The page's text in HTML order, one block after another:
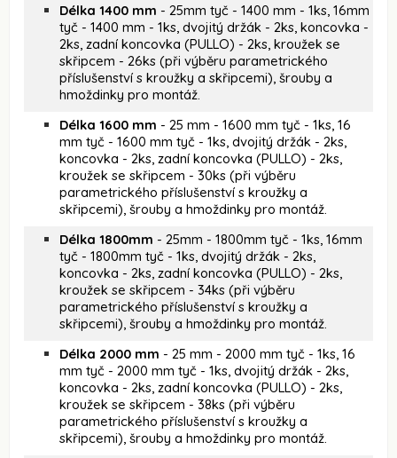
Délka 1400 mm - 25mm tyč - 1400 mm - 1ks, 16mm
tyč - 1400 mm - 1ks, dvojitý držák - 2ks, koncovka -
2ks, zadní koncovka (PULLO) - 2ks, kroužek se
skřipcem - 26ks (při výběru parametrického
příslušenství s kroužky a skřipcemi), šrouby a
hmoždinky pro montáž.
Délka 1600 mm - 25 mm - 1600 mm tyč - 1ks, 16
mm tyč - 1600 mm tyč - 1ks, dvojitý držák - 2ks,
koncovka - 2ks, zadní koncovka (PULLO) - 2ks,
kroužek se skřipcem - 30ks (při výběru
parametrického příslušenství s kroužky a
skřipcemi), šrouby a hmoždinky pro montáž.
Délka 1800mm - 25mm - 1800mm tyč - 1ks, 16mm
tyč - 1800mm tyč - 1ks, dvojitý držák - 2ks,
koncovka - 2ks, zadní koncovka (PULLO) - 2ks,
kroužek se skřipcem - 34ks (při výběru
parametrického příslušenství s kroužky a
skřipcemi), šrouby a hmoždinky pro montáž.
Délka 2000 mm - 25 mm - 2000 mm tyč - 1ks, 16
mm tyč - 2000 mm tyč - 1ks, dvojitý držák - 2ks,
koncovka - 2ks, zadní koncovka (PULLO) - 2ks,
kroužek se skřipcem - 38ks (při výběru
parametrického příslušenství s kroužky a
skřipcemi), šrouby a hmoždinky pro montáž.